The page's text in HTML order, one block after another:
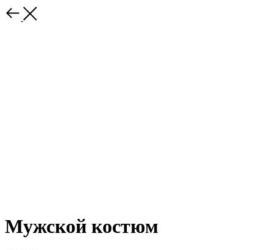
Мужской костюм